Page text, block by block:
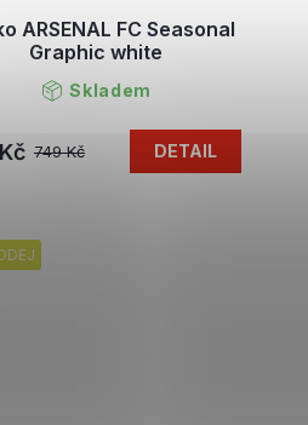
ARSENAL FC Seasonal
Graphic white
Skladem
749 Kč DETAIL